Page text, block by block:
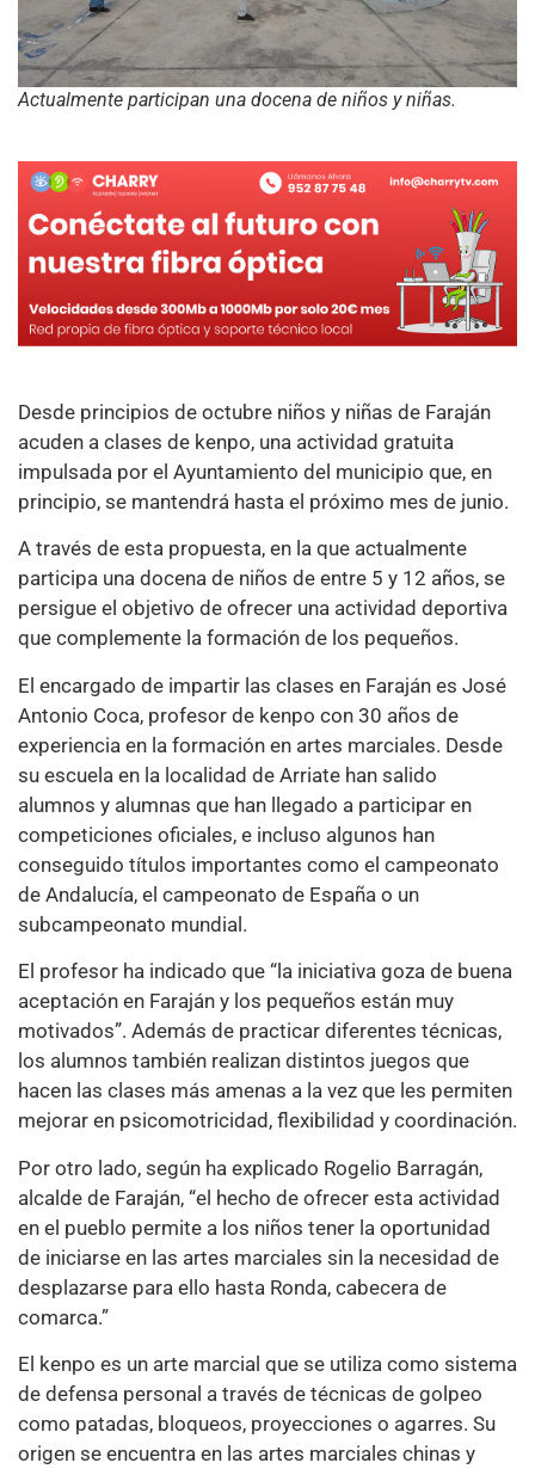
Actualmente participan una docena de niños y niñas.
Desde principios de octubre niños y niñas de Faraján
acuden a clases de kenpo, una actividad gratuita
impulsada por el Ayuntamiento del municipio que, en
principio, se mantendrá hasta el próximo mes de junio.
A través de esta propuesta, en la que actualmente
participa una docena de niños de entre 5 y 12 años, se
persigue el objetivo de ofrecer una actividad deportiva
que complemente la formación de los pequeños.
El encargado de impartir las clases en Faraján es José
Antonio Coca, profesor de kenpo con 30 años de
experiencia en la formación en artes marciales. Desde
su escuela en la localidad de Arriate han salido
alumnos y alumnas que han llegado a participar en
competiciones oficiales, e incluso algunos han
conseguido títulos importantes como el campeonato
de Andalucía, el campeonato de España o un
subcampeonato mundial.
El profesor ha indicado que “la iniciativa goza de buena
aceptación en Faraján y los pequeños están muy
motivados”. Además de practicar diferentes técnicas,
los alumnos también realizan distintos juegos que
hacen las clases más amenas a la vez que les permiten
mejorar en psicomotricidad, flexibilidad y coordinación.
Por otro lado, según ha explicado Rogelio Barragán,
alcalde de Faraján, “el hecho de ofrecer esta actividad
en el pueblo permite a los niños tener la oportunidad
de iniciarse en las artes marciales sin la necesidad de
desplazarse para ello hasta Ronda, cabecera de
comarca.”
El kenpo es un arte marcial que se utiliza como sistema
de defensa personal a través de técnicas de golpeo
como patadas, bloqueos, proyecciones o agarres. Su
origen se encuentra en las artes marciales chinas y